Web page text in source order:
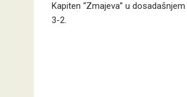
Kapiten “Zmajeva” u
3-2.